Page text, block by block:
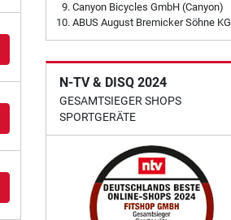
Canyon Bicycles GmbH (Canyon)
ABUS August Bremicker Söhne KG
N-TV & DISQ 2024
GESAMTSIEGER SHOPS
SPORTGERÄTE